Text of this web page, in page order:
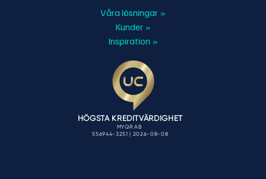
Våra lösningar »
Kunder »
Inspiration »